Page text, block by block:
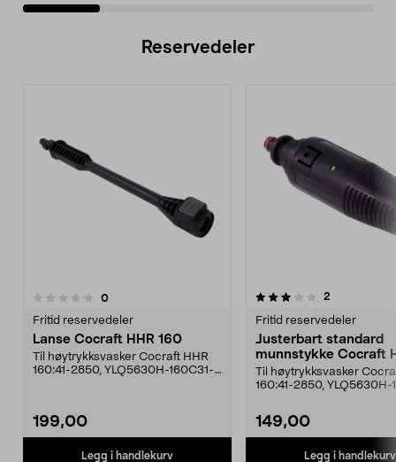
Reservedeler
0anmeldelser
Fritid reservedeler
Lanse Cocraft HHR 160
Til høytrykksvasker Cocraft HHR
160:41-2850, YLQ5630H-160C31-
199,00
Legg i handlekurv
3.0av 5 stjerner 2
Fritid reservedeler
Justerbart standard
munnstykke Cocraft
160
Til høytrykksvasker
160:41-2850, YLQ5630H-
149,00
Legg i handlekurv
0.0 av 5 stjerner